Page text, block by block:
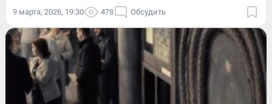
9 марта, 2026, 19:30 478 Обсудить